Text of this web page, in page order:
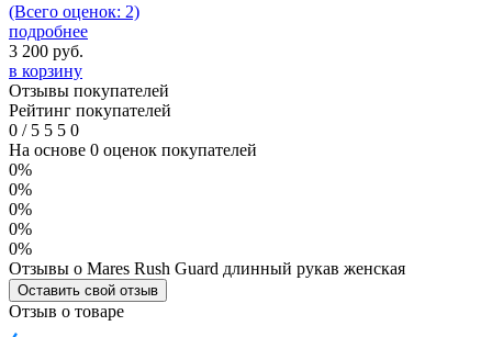
(Всего оценок: 2)
подробнее
3 200 руб.
в корзину
Отзывы покупателей
Рейтинг покупателей
0 /5 5 5 0
На основе 0 оценок покупателей
0%
0%
0%
0%
0%
Отзывы о Mares Rush Guard длинный рукав женская
Оставить свой отзыв
Отзыв о товаре